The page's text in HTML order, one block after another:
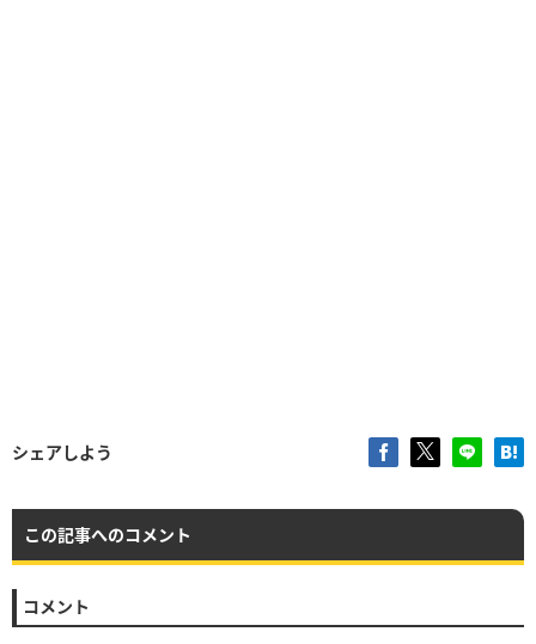
シェアしよう
この記事へのコメント
コメント